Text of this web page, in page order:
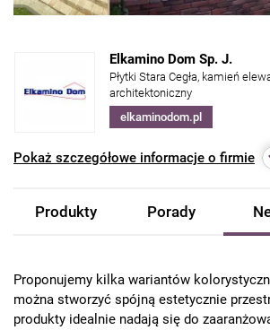
Elkamino Dom Sp. J.
Płytki Stara Cegła, kamień
architektoniczny
elkaminodom.pl
Pokaż szczegółowe informacje o firmie
Produkty Porady
Proponujemy kilka wariantów
można stworzyć spójną estetycznie
produkty idealnie nadają się do